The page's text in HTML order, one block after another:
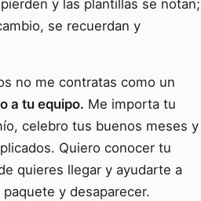
y las plantillas se notan;
se recuerdan y
no me contratas como un
a tu equipo. Me importa tu
celebro tus buenos meses y
Quiero conocer tu
quieres llegar y ayudarte a
y desaparecer.